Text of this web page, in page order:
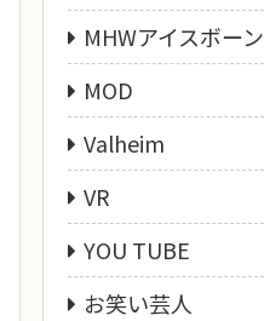
MHWアイスボーン
MOD
Valheim
VR
YOU TUBE
お笑い芸人